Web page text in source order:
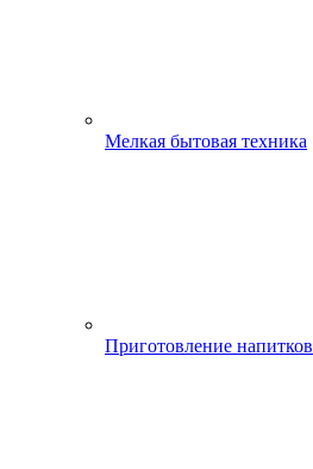
Мелкая бытовая техника
Приготовление напитков